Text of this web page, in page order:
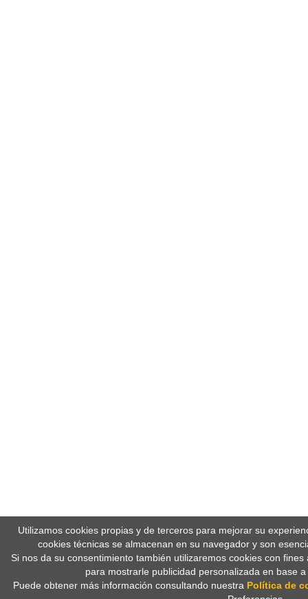
Utilizamos cookies propias y de terceros para mejorar su
cookies técnicas se almacenan en su navegador y son
Si nos da su consentimiento también utilizaremos cookies con
para mostrarle publicidad personalizada en base
Puede obtener más información consultando nuestra Política de